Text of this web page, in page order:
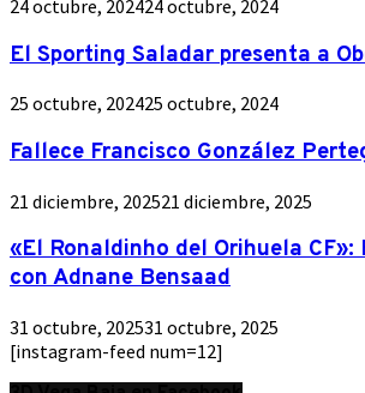
24 octubre, 202424 octubre, 2024
El Sporting Saladar presenta a
25 octubre, 202425 octubre, 2024
Fallece Francisco González
21 diciembre, 202521 diciembre, 2025
«El Ronaldinho del Orihuela CF»:
con Adnane Bensaad
31 octubre, 202531 octubre, 2025
[instagram-feed num=12]